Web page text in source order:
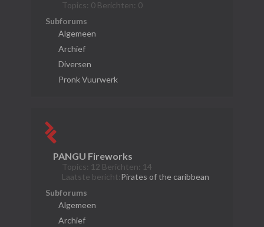
Topics: 0 Berichten: 0
Subforums
Algemeen
Archief
Diversen
Pronk Vuurwerk
PANGU Fireworks
Topics: 12 Berichten: 14
Laatste bericht:Pirates of the caribbean
Subforums
Algemeen
Archief